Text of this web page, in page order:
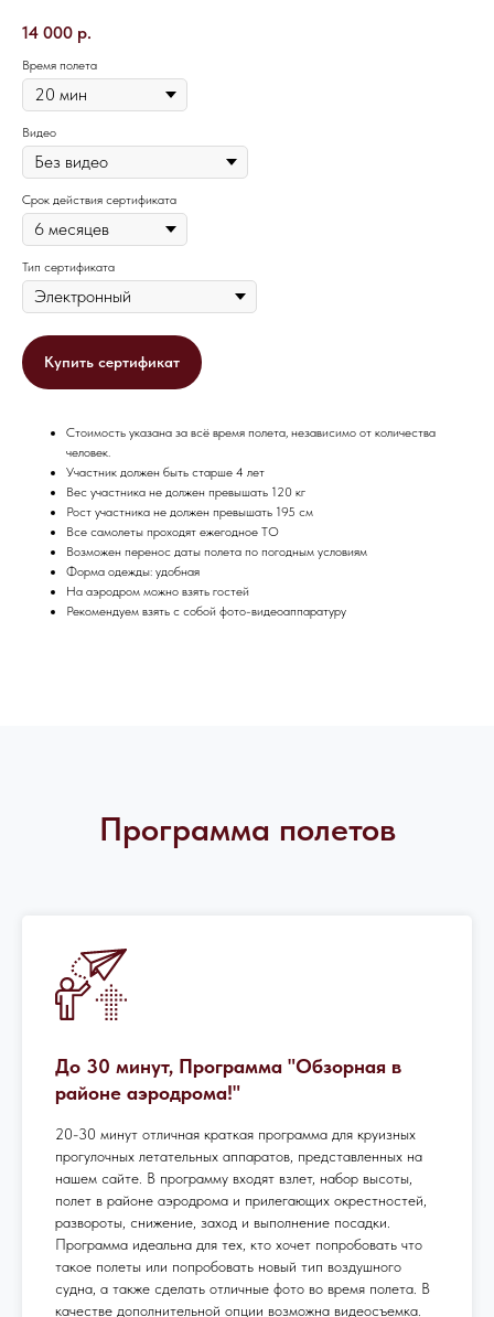
14 000 р.
Время полета
Видео
Срок действия сертификата
Тип сертификата
Купить сертификат
Стоимость указана за всё время полета, независимо от количества
человек.
Участник должен быть старше 4 лет
Вес участника не должен превышать 120 кг
Рост участника не должен превышать 195 см
Все самолеты проходят ежегодное ТО
Возможен перенос даты полета по погодным условиям
Форма одежды: удобная
На аэродром можно взять гостей
Рекомендуем взять с собой фото-видеоаппаратуру
Программа полетов
До 30 минут, Программа "Обзорная в
районе аэродрома!"
20-30 минут отличная краткая программа для круизных
прогулочных летательных аппаратов, представленных на
нашем сайте. В программу входят взлет, набор высоты,
полет в районе аэродрома и прилегающих окрестностей,
развороты, снижение, заход и выполнение посадки.
Программа идеальна для тех, кто хочет попробовать что
такое полеты или попробовать новый тип воздушного
судна, а также сделать отличные фото во время полета. В
качестве дополнительной опции возможна видеосъемка.